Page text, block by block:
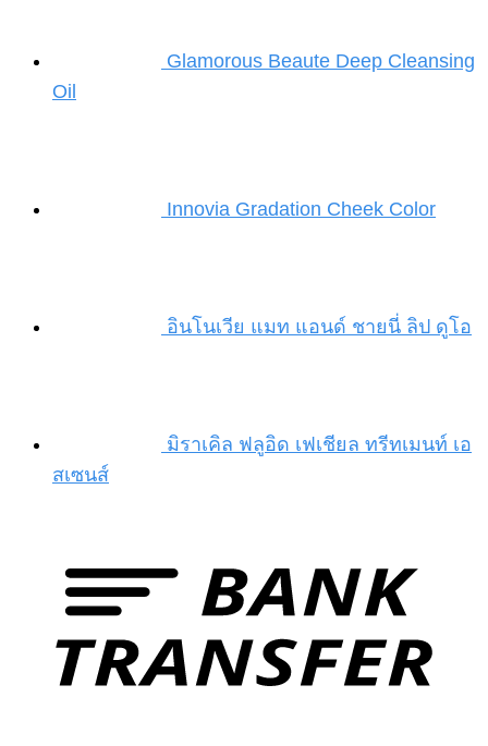
Glamorous Beaute Deep Cleansing
Oil
Innovia Gradation Cheek Color
อินโนเวีย แมท แอนด์ ชายนี่ ลิป ดูโอ
มิราเคิล ฟลูอิด เฟเชียล ทรีทเมนท์ เอ
สเซนส์